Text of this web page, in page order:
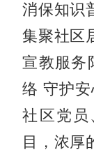
消保知识
集聚社区
宣教服务
络 守护安
社区党员
目，浓厚